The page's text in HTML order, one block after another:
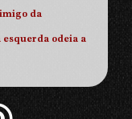
da
odeia a